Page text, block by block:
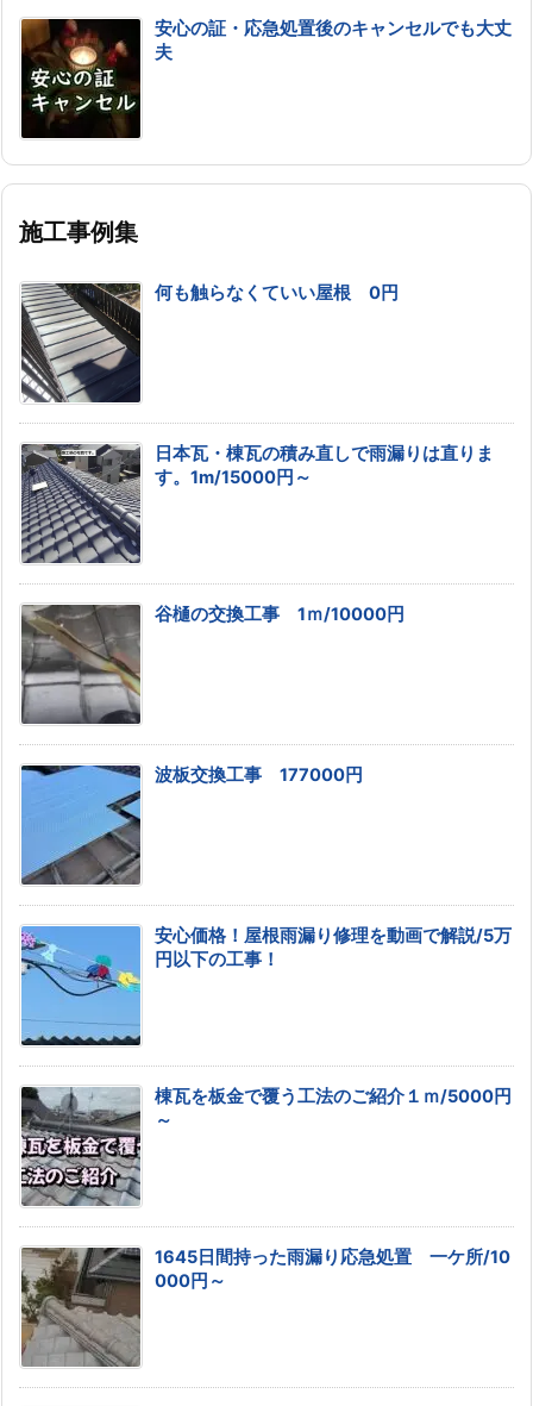
安心の証・応急処置後のキャンセルでも大丈
夫
施工事例集
何も触らなくていい屋根 0円
日本瓦・棟瓦の積み直しで雨漏りは直りま
す。1m/15000円～
谷樋の交換工事 1ｍ/10000円
波板交換工事 177000円
安心価格！屋根雨漏り修理を動画で解説/5万
円以下の工事！
棟瓦を板金で覆う工法のご紹介１ｍ/5000円
～
1645日間持った雨漏り応急処置 一ケ所/10
000円～